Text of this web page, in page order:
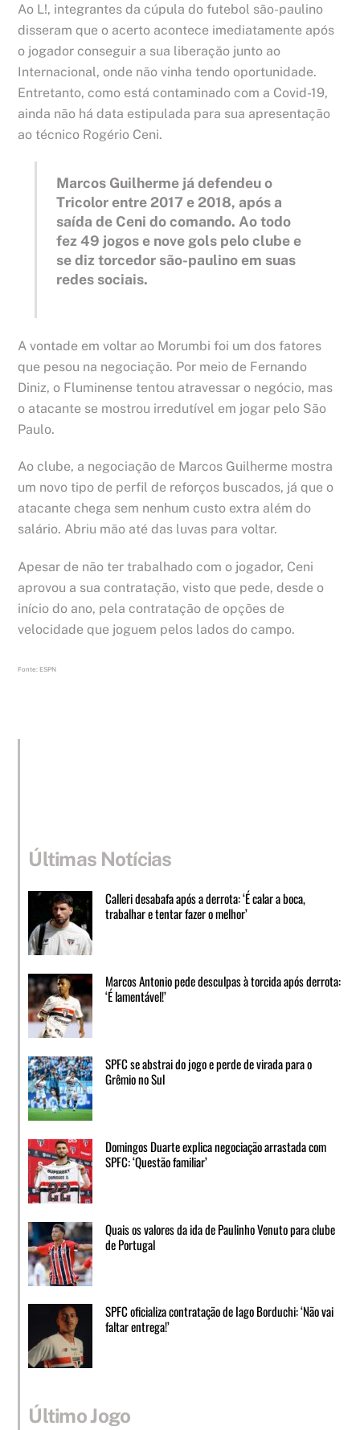
Ao L!, integrantes da cúpula do futebol são-paulino
disseram que o acerto acontece imediatamente após
o jogador conseguir a sua liberação junto ao
Internacional, onde não vinha tendo oportunidade.
Entretanto, como está contaminado com a Covid-19,
ainda não há data estipulada para sua apresentação
ao técnico Rogério Ceni.
Marcos Guilherme já defendeu o
Tricolor entre 2017 e 2018, após a
saída de Ceni do comando. Ao todo
fez 49 jogos e nove gols pelo clube e
se diz torcedor são-paulino em suas
redes sociais.
A vontade em voltar ao Morumbi foi um dos fatores
que pesou na negociação. Por meio de Fernando
Diniz, o Fluminense tentou atravessar o negócio, mas
o atacante se mostrou irredutível em jogar pelo São
Paulo.
Ao clube, a negociação de Marcos Guilherme mostra
um novo tipo de perfil de reforços buscados, já que o
atacante chega sem nenhum custo extra além do
salário. Abriu mão até das luvas para voltar.
Apesar de não ter trabalhado com o jogador, Ceni
aprovou a sua contratação, visto que pede, desde o
início do ano, pela contratação de opções de
velocidade que joguem pelos lados do campo.
Fonte: ESPN
Últimas Notícias
Calleri desabafa após a derrota: ‘É calar a boca,
trabalhar e tentar fazer o melhor’
Marcos Antonio pede desculpas à torcida após derrota:
‘É lamentável!’
SPFC se abstrai do jogo e perde de virada para o
Grêmio no Sul
Domingos Duarte explica negociação arrastada com
SPFC: ‘Questão familiar’
Quais os valores da ida de Paulinho Venuto para clube
de Portugal
SPFC oficializa contratação de Iago Borduchi: ‘Não vai
faltar entrega!’
Último Jogo